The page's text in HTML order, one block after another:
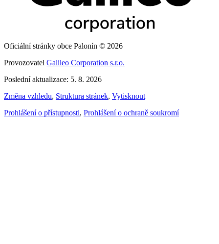
Oficiální stránky obce Palonín © 2026
Provozovatel Galileo Corporation s.r.o.
Poslední aktualizace: 5. 8. 2026
Změna vzhledu, Struktura stránek, Vytisknout
Prohlášení o přístupnosti, Prohlášení o ochraně soukromí